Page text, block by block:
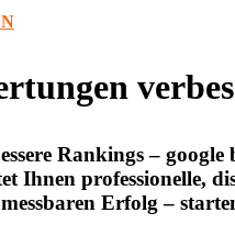
Rankings –
Ihnen professionelle,
Erfolg –